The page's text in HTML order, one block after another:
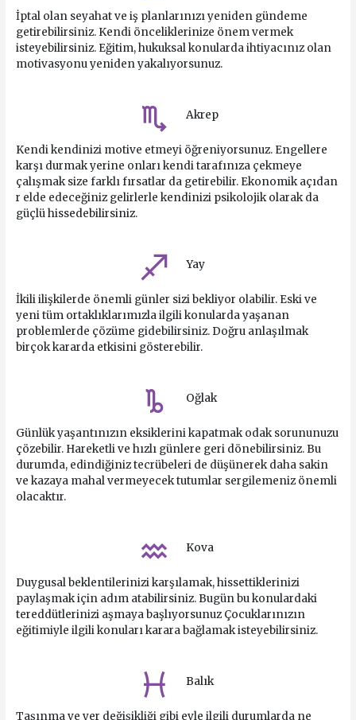
İptal olan seyahat ve iş planlarınızı yeniden gündeme
getirebilirsiniz. Kendi önceliklerinize önem vermek
isteyebilirsiniz. Eğitim, hukuksal konularda ihtiyacınız olan
motivasyonu yeniden yakalıyorsunuz.
Akrep
Kendi kendinizi motive etmeyi öğreniyorsunuz. Engellere
karşı durmak yerine onları kendi tarafınıza çekmeye
çalışmak size farklı fırsatlar da getirebilir. Ekonomik açıdan
r elde edeceğiniz gelirlerle kendinizi psikolojik olarak da
güçlü hissedebilirsiniz.
Yay
İkili ilişkilerde önemli günler sizi bekliyor olabilir. Eski ve
yeni tüm ortaklıklarımızla ilgili konularda yaşanan
problemlerde çözüme gidebilirsiniz. Doğru anlaşılmak
birçok kararda etkisini gösterebilir.
Oğlak
Günlük yaşantınızın eksiklerini kapatmak odak sorununuzu
çözebilir. Hareketli ve hızlı günlere geri dönebilirsiniz. Bu
durumda, edindiğiniz tecrübeleri de düşünerek daha sakin
ve kazaya mahal vermeyecek tutumlar sergilemeniz önemli
olacaktır.
Kova
Duygusal beklentilerinizi karşılamak, hissettiklerinizi
paylaşmak için adım atabilirsiniz. Bugün bu konulardaki
tereddütlerinizi aşmaya başlıyorsunuz Çocuklarınızın
eğitimiyle ilgili konuları karara bağlamak isteyebilirsiniz.
Balık
Taşınma ve yer değişikliği gibi evle ilgili durumlarda ne